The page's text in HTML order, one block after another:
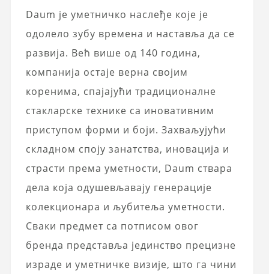
Daum је уметничко наслеђе које је
одолело зубу времена и наставља да се
развија. Већ више од 140 година,
компанија остаје верна својим
коренима, спајајући традиционалне
стакларске технике са иновативним
приступом форми и боји. Захваљујући
складном споју занатства, иновација и
страсти према уметности, Daum ствара
дела која одушевљавају генерације
колекционара и љубитеља уметности.
Сваки предмет са потписом овог
бренда представља јединство прецизне
израде и уметничке визије, што га чини